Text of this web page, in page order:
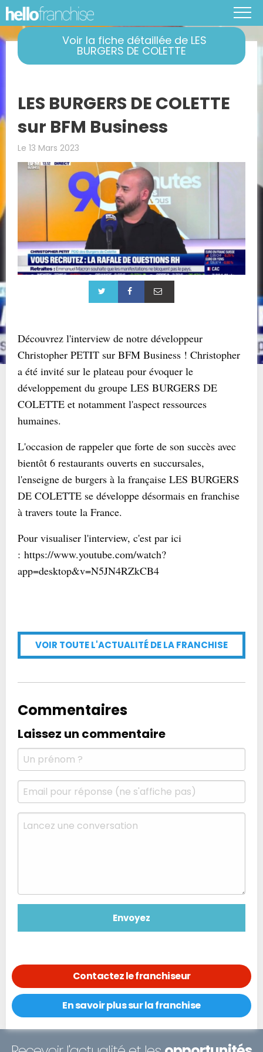
Voir la fiche détaillée de LES
BURGERS DE COLETTE
LES BURGERS DE COLETTE
sur BFM Business
Le 13 Mars 2023
Découvrez l'interview de notre développeur
Christopher PETIT sur BFM Business ! Christopher
a été invité sur le plateau pour évoquer le
développement du groupe LES BURGERS DE
COLETTE et notamment l'aspect ressources
humaines.
L'occasion de rappeler que forte de son succès avec
bientôt 6 restaurants ouverts en succursales,
l'enseigne de burgers à la française LES BURGERS
DE COLETTE se développe désormais en franchise
à travers toute la France.
Pour visualiser l'interview, c'est par ici
: https://www.youtube.com/watch?
app=desktop&v=N5JN4RZkCB4
VOIR TOUTE L'ACTUALITÉ DE LA FRANCHISE
Commentaires
Laissez un commentaire
Contactez le franchiseur
En savoir plus sur la franchise